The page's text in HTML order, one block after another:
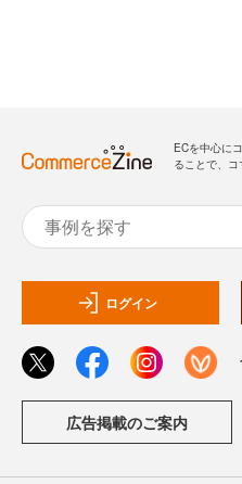
ECを中心に
ることで、コ
ログイン
広告掲載のご案内